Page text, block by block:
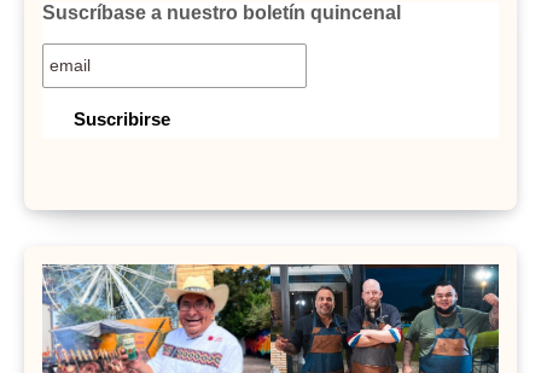
Suscríbase a nuestro boletín quincenal